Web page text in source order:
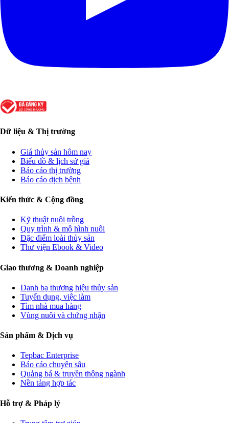
Dữ liệu & Thị trường
Giá thủy sản hôm nay
Biểu đồ & lịch sử giá
Báo cáo thị trường
Báo cáo dịch bệnh
Kiến thức & Cộng đồng
Kỹ thuật nuôi trồng
Quy trình & mô hình nuôi
Đặc điểm loài thủy sản
Thư viện Ebook & Video
Giao thương & Doanh nghiệp
Danh bạ thương hiệu thủy sản
Tuyển dụng, việc làm
Tìm nhà mua hàng
Vùng nuôi và chứng nhận
Sản phẩm & Dịch vụ
Tepbac Enterprise
Báo cáo chuyên sâu
Quảng bá & truyền thông ngành
Nền tảng hợp tác
Hỗ trợ & Pháp lý